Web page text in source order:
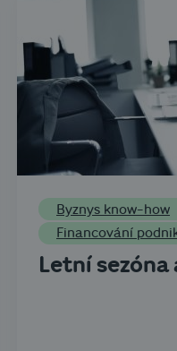
Byznys know-how
Financování
Letní